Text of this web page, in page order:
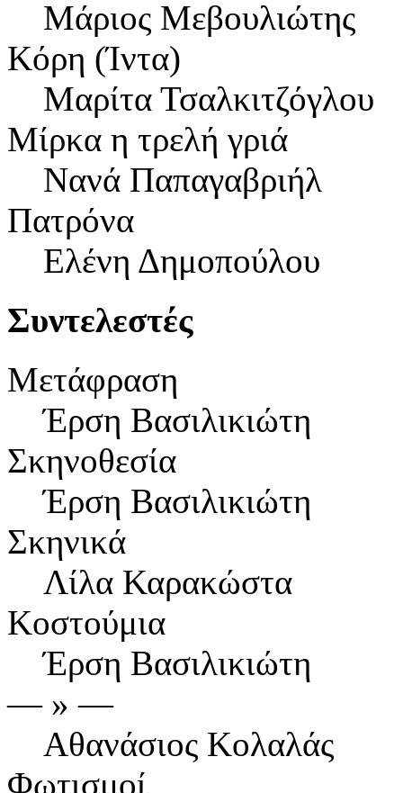
Μάριος Μεβουλιώτης
Κόρη (Ίντα)
Μαρίτα Τσαλκιτζόγλου
Μίρκα η τρελή γριά
Νανά Παπαγαβριήλ
Πατρόνα
Ελένη Δημοπούλου
Συντελεστές
Μετάφραση
Έρση Βασιλικιώτη
Σκηνοθεσία
Έρση Βασιλικιώτη
Σκηνικά
Λίλα Καρακώστα
Κοστούμια
Έρση Βασιλικιώτη
― » ―
Αθανάσιος Κολαλάς
Φωτισμοί